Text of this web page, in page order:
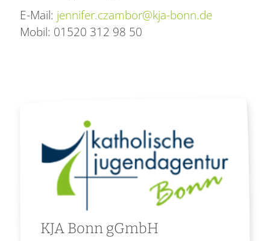
E-Mail: jennifer.czambor@kja-bonn.de
Mobil: 01520 312 98 50
KJA Bonn gGmbH